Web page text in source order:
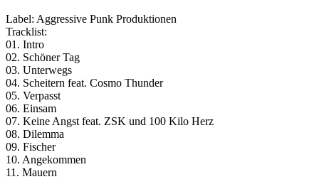
Label: Aggressive Punk Produktionen
Tracklist:
01. Intro
02. Schöner Tag
03. Unterwegs
04. Scheitern feat. Cosmo Thunder
05. Verpasst
06. Einsam
07. Keine Angst feat. ZSK und 100 Kilo Herz
08. Dilemma
09. Fischer
10. Angekommen
11. Mauern